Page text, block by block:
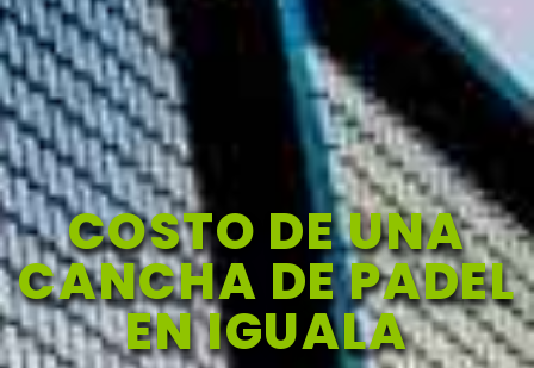
COSTO DE UNA
CANCHA DE PADEL
EN IGUALA